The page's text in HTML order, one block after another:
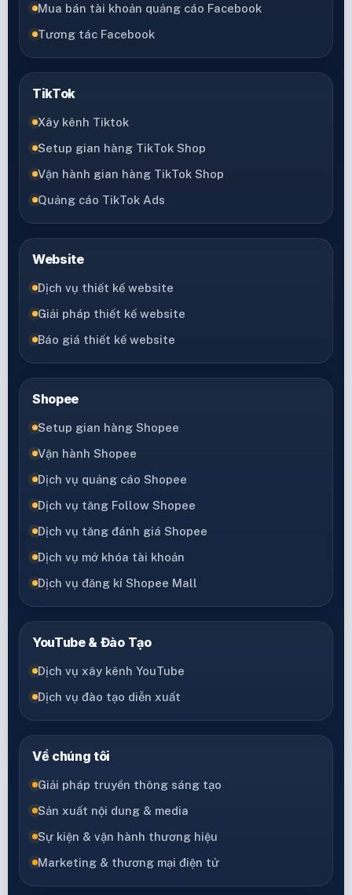
Mua bán tài khoản quảng cáo Facebook
Tương tác Facebook
TikTok
Xây kênh Tiktok
Setup gian hàng TikTok Shop
Vận hành gian hàng TikTok Shop
Quảng cáo TikTok Ads
Website
Dịch vụ thiết kế website
Giải pháp thiết kế website
Báo giá thiết kế website
Shopee
Setup gian hàng Shopee
Vận hành Shopee
Dịch vụ quảng cáo Shopee
Dịch vụ tăng Follow Shopee
Dịch vụ tăng đánh giá Shopee
Dịch vụ mở khóa tài khoản
Dịch vụ đăng kí Shopee Mall
YouTube & Đào Tạo
Dịch vụ xây kênh YouTube
Dịch vụ đào tạo diễn xuất
Về chúng tôi
Giải pháp truyền thông sáng tạo
Sản xuất nội dung & media
Sự kiện & vận hành thương hiệu
Marketing & thương mại điện tử